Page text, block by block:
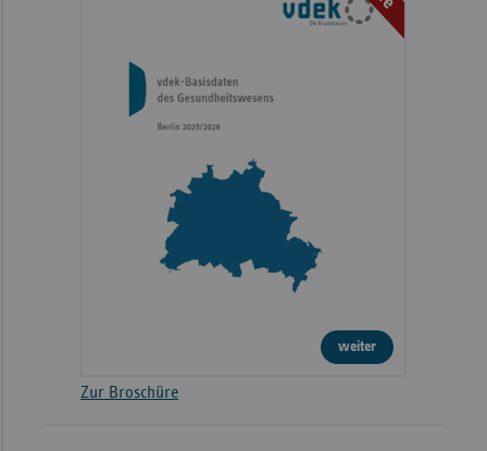
weiter
Zur Broschüre